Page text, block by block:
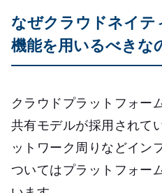
なぜクラウドネイテ
機能を用いるべきな
クラウドプラットフォー
共有モデルが採用されて
ットワーク周りなどイン
ついてはプラットフォー